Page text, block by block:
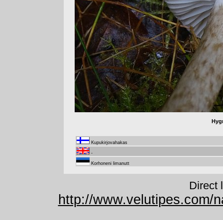
Kupukirjovahakas
-
Korhoneni limanutt
Direct
http://www.velutipes.com/